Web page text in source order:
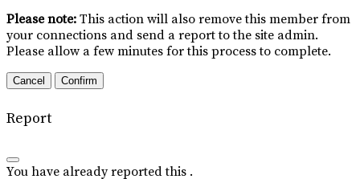
Please note: This action will also remove this member from
your connections and send a report to the site admin.
Please allow a few minutes for this process to complete.
Confirm
Report
You have already reported this .